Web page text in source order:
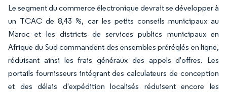
Le segment du commerce électronique devrait se développer à
un TCAC de 8,43 %, car les petits conseils municipaux au
Maroc et les districts de services publics municipaux en
Afrique du Sud commandent des ensembles préréglés en ligne,
réduisant ainsi les frais généraux des appels d'offres. Les
portails fournisseurs intégrant des calculateurs de conception
et des délais d'expédition localisés réduisent encore les